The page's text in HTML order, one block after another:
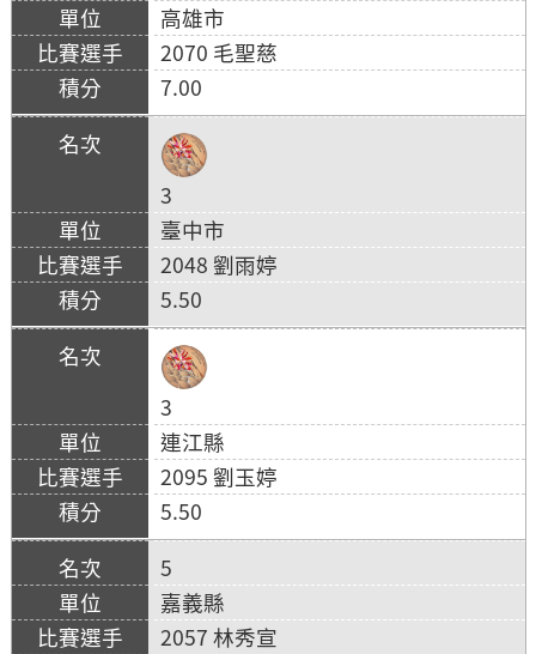
高雄市
2070 毛聖慈
7.00
3
臺中市
2048 劉雨婷
5.50
3
連江縣
2095 劉玉婷
5.50
5
嘉義縣
2057 林秀宣